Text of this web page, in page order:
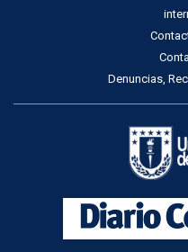
Denuncias,